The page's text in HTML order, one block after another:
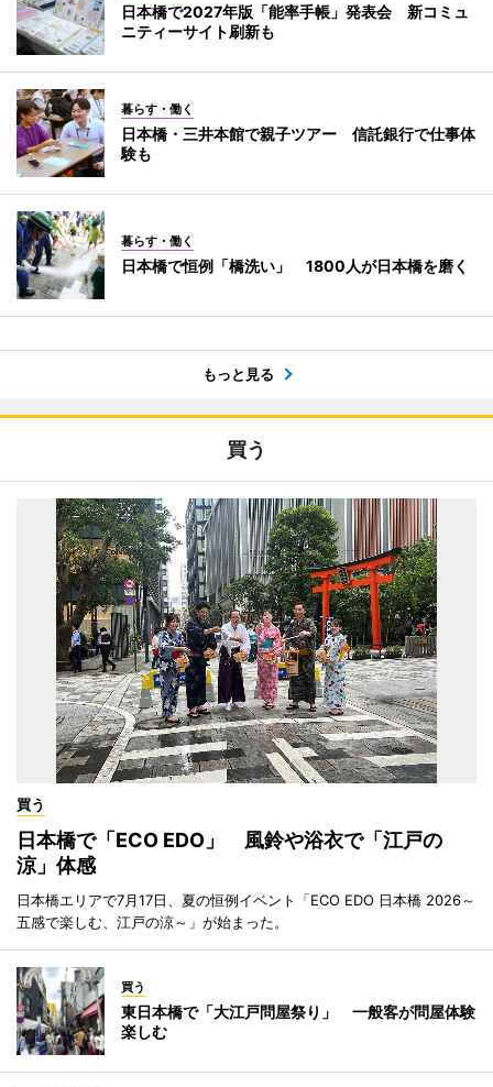
日本橋で2027年版「能率手帳」発表会 新コミュ
ニティーサイト刷新も
暮らす・働く
日本橋・三井本館で親子ツアー 信託銀行で仕事体
験も
暮らす・働く
日本橋で恒例「橋洗い」 1800人が日本橋を磨く
もっと見る
買う
買う
日本橋で「ECO EDO」 風鈴や浴衣で「江戸の
涼」体感
日本橋エリアで7月17日、夏の恒例イベント「ECO EDO 日本橋 2026～
五感で楽しむ、江戸の涼～」が始まった。
買う
東日本橋で「大江戸問屋祭り」 一般客が問屋体験
楽しむ